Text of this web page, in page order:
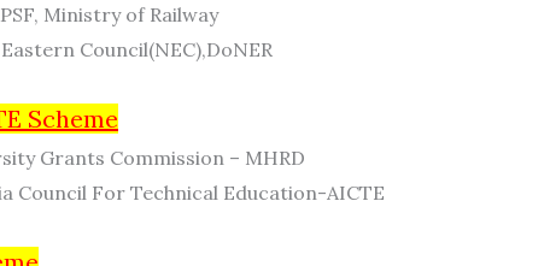
Ministry of Railway
Council(NEC),DoNER
Scheme
Grants Commission – MHRD
Council For Technical Education-AICTE